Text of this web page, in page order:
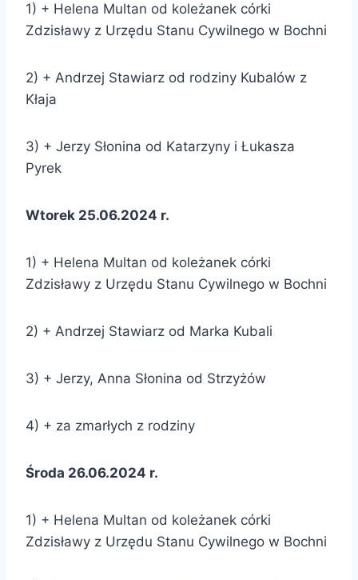
1) + Helena Multan od koleżanek córki
Zdzisławy z Urzędu Stanu Cywilnego w Bochni
2) + Andrzej Stawiarz od rodziny Kubalów z
Kłaja
3) + Jerzy Słonina od Katarzyny i Łukasza
Pyrek
Wtorek 25.06.2024 r.
1) + Helena Multan od koleżanek córki
Zdzisławy z Urzędu Stanu Cywilnego w Bochni
2) + Andrzej Stawiarz od Marka Kubali
3) + Jerzy, Anna Słonina od Strzyżów
4) + za zmarłych z rodziny
Środa 26.06.2024 r.
1) + Helena Multan od koleżanek córki
Zdzisławy z Urzędu Stanu Cywilnego w Bochni